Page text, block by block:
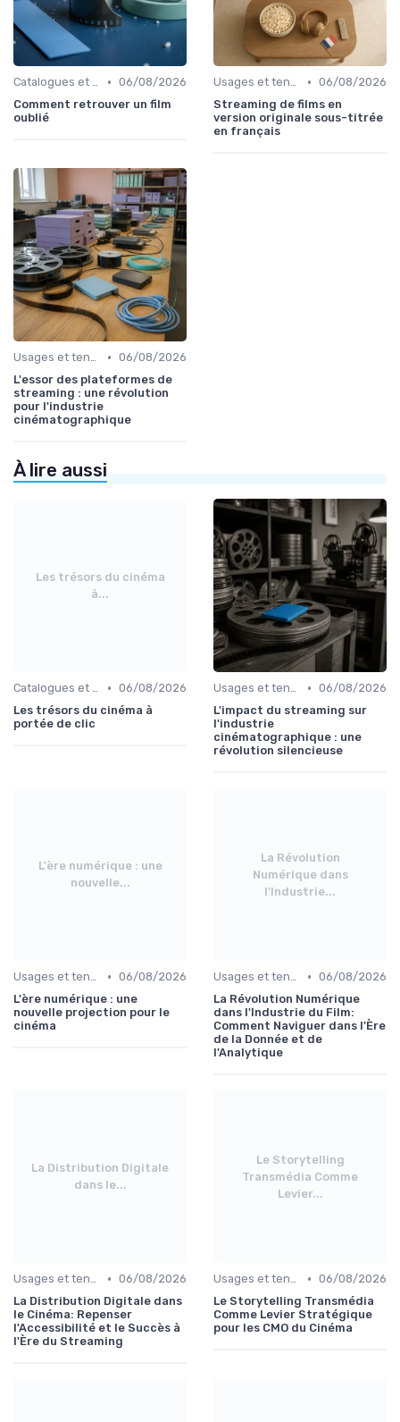
Catalogues et nouveautés • 06/08/2026
Comment retrouver un film
oublié
Usages et tendances du streaming • 06/08/2026
Streaming de films en
version originale sous-titrée
en français
Usages et tendances du streaming • 06/08/2026
L'essor des plateformes de
streaming : une révolution
pour l'industrie
cinématographique
À lire aussi
Les trésors du cinéma
à...
Catalogues et nouveautés • 06/08/2026
Les trésors du cinéma à
portée de clic
Usages et tendances du streaming • 06/08/2026
L'impact du streaming sur
l'industrie
cinématographique : une
révolution silencieuse
L'ère numérique : une
nouvelle...
Usages et tendances du streaming • 06/08/2026
L'ère numérique : une
nouvelle projection pour le
cinéma
La Révolution
Numérique dans
l'Industrie...
Usages et tendances du streaming • 06/08/2026
La Révolution Numérique
dans l'Industrie du Film:
Comment Naviguer dans l'Ère
de la Donnée et de
l'Analytique
La Distribution Digitale
dans le...
Usages et tendances du streaming • 06/08/2026
La Distribution Digitale dans
le Cinéma: Repenser
l'Accessibilité et le Succès à
l'Ère du Streaming
Le Storytelling
Transmédia Comme
Levier...
Usages et tendances du streaming • 06/08/2026
Le Storytelling Transmédia
Comme Levier Stratégique
pour les CMO du Cinéma